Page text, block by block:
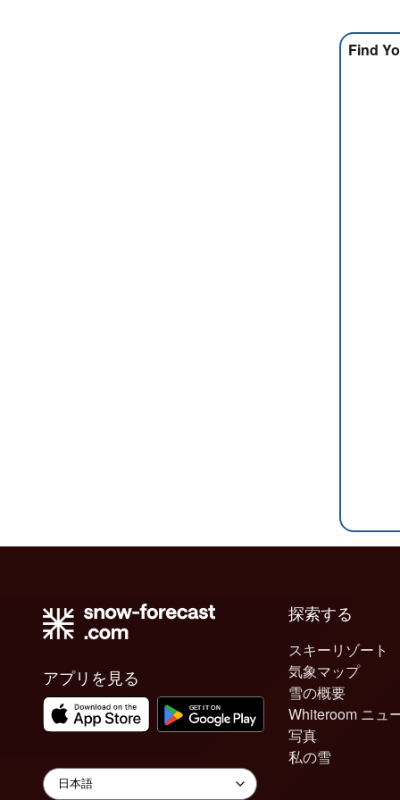
Find
アプリを見る
探索する
スキーリゾート
気象マップ
雪の概要
Whiteroom ニュ
写真
私の雪